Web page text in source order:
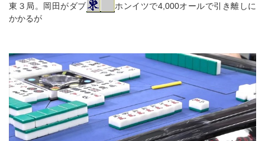
東３局。岡田がダブ
ホンイツで4,000オールで引き離しに
かかるが